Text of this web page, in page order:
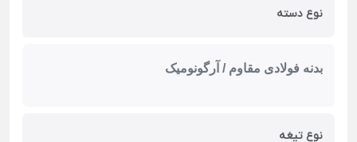
نوع دسته
بدنه فولادی مقاوم / آرگونومیک
نوع تیغه